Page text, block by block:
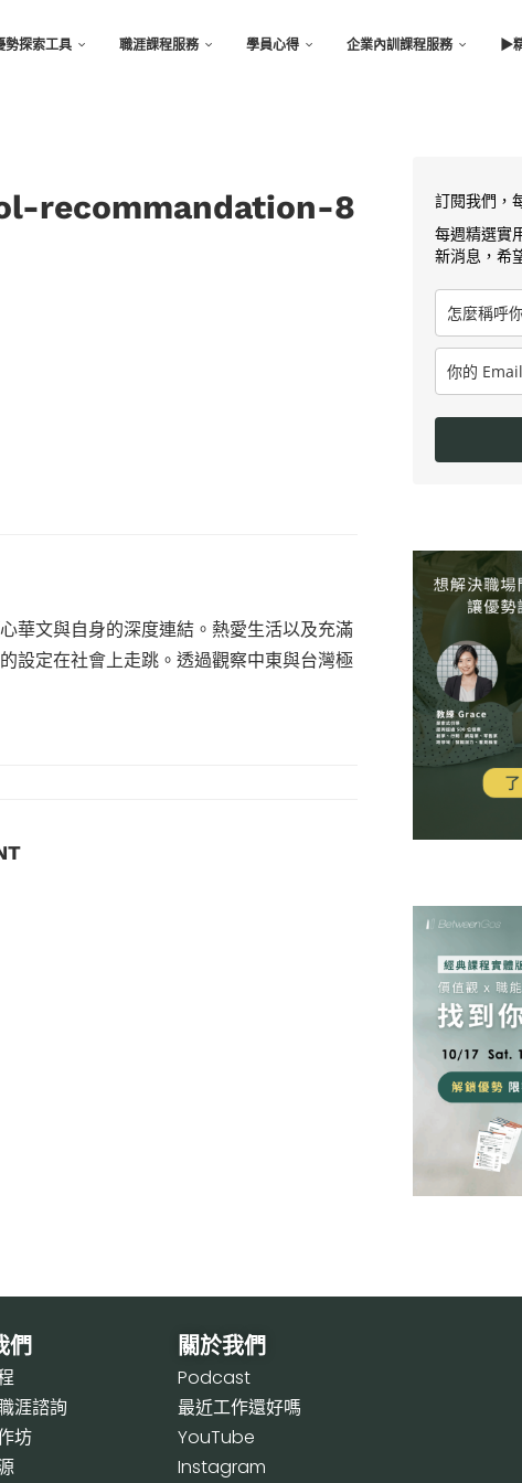
勢探索工具 職涯課程服務 學員心得 企業內訓課程服務 ▶︎
recommandation-8
華文與自身的深度連結。熱愛生活以及充滿
設定在社會上走跳。透過觀察中東與台灣極
訂閱我們，
每週精選實
新消息，希
們
涯諮詢
坊
關於我們
Podcast
最近工作還好嗎
YouTube
Instagram